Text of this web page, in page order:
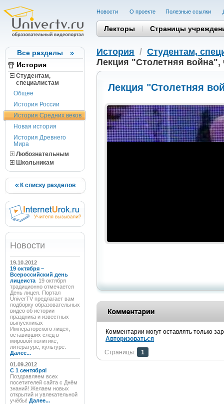
Все разделы
История
Студентам,
cпециалистам
Общее
История России
История Средних веков
Новая история
История Древнего
Мира
Любознательным
Школьникам
К списку разделов
Новости
19.10.2012
19 октября –
Всероссийский день
лицеиста 19 октября
традиционно отмечается
День лицея. Портал
UniverTV предлагает вам
подборку образовательных
видео об истории
праздника и известных
выпускниках
Императорского лицея,
оставивших след в
мировой политике,
литературе, культуре.
Далее...
01.09.2012
C 1 сентября!
Поздравляем всех
посетителей сайта с Днём
знаний! Желаем новых
открытий и увлекательной
учёбы! Далее...
Новости О проекте Полезные cсылки
Лекторы Страницы
История / Студентам,
Лекция "Столетняя война",
Лекция "Столетняя
Комментарии могут оставлять только
Авторизоваться
Страницы:
1